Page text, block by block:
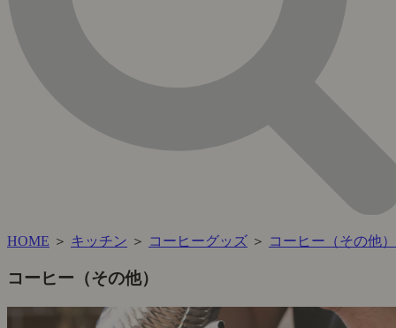
HOME ＞ キッチン ＞ コーヒーグッズ ＞ コーヒー（その他）
コーヒー（その他）